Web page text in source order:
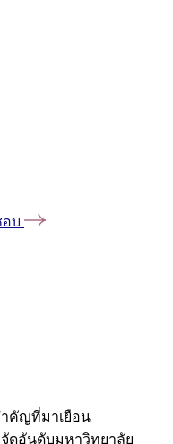
อบ
คัญที่มาเยือน
ดอันดับมหาวิทยาลัย